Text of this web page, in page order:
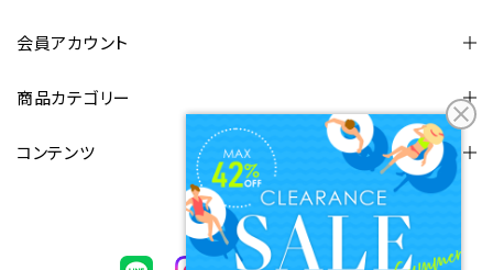
会員アカウント
商品カテゴリー
コンテンツ
FOLLOW US